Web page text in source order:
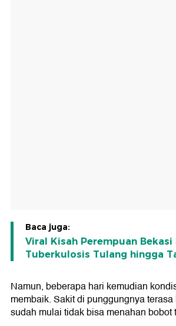
Baca juga:
Viral Kisah Perempuan Bekasi
Tuberkulosis Tulang hingga
Namun, beberapa hari kemudian
membaik. Sakit di punggungnya
sudah mulai tidak bisa menahan bobot